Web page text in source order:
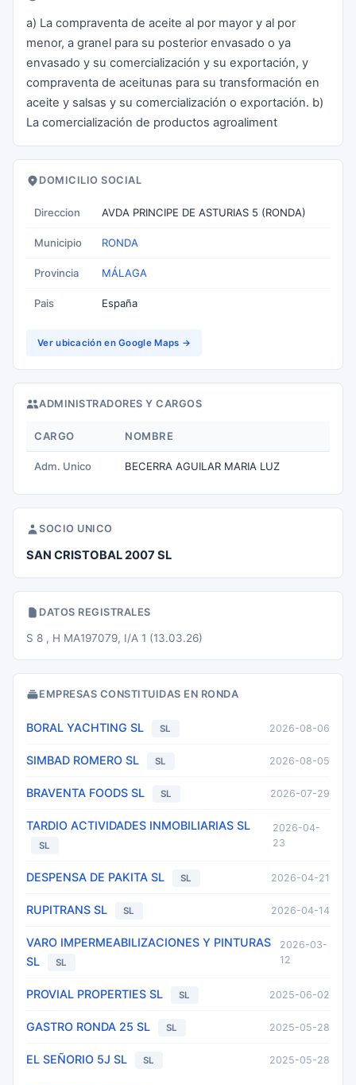
a) La compraventa de aceite al por mayor y al por
menor, a granel para su posterior envasado o ya
envasado y su comercialización y su exportación, y
compraventa de aceitunas para su transformación en
aceite y salsas y su comercialización o exportación. b)
La comercialización de productos agroaliment
DOMICILIO SOCIAL
Direccion AVDA PRINCIPE DE ASTURIAS 5 (RONDA)
Municipio RONDA
Provincia MÁLAGA
Pais España
Ver ubicación en Google Maps →
ADMINISTRADORES Y CARGOS
CARGO NOMBRE
Adm. Unico BECERRA AGUILAR MARIA LUZ
SOCIO UNICO
SAN CRISTOBAL 2007 SL
DATOS REGISTRALES
S 8 , H MA197079, I/A 1 (13.03.26)
EMPRESAS CONSTITUIDAS EN RONDA
BORAL YACHTING SL SL 2026-08-06
SIMBAD ROMERO SL SL 2026-08-05
BRAVENTA FOODS SL SL 2026-07-29
TARDIO ACTIVIDADES INMOBILIARIAS SL
SL
2026-04-
23
DESPENSA DE PAKITA SL SL 2026-04-21
RUPITRANS SL SL 2026-04-14
VARO IMPERMEABILIZACIONES Y PINTURAS
SL
SL
2026-03-
12
PROVIAL PROPERTIES SL SL 2025-06-02
GASTRO RONDA 25 SL SL 2025-05-28
EL SEÑORIO 5J SL SL 2025-05-28